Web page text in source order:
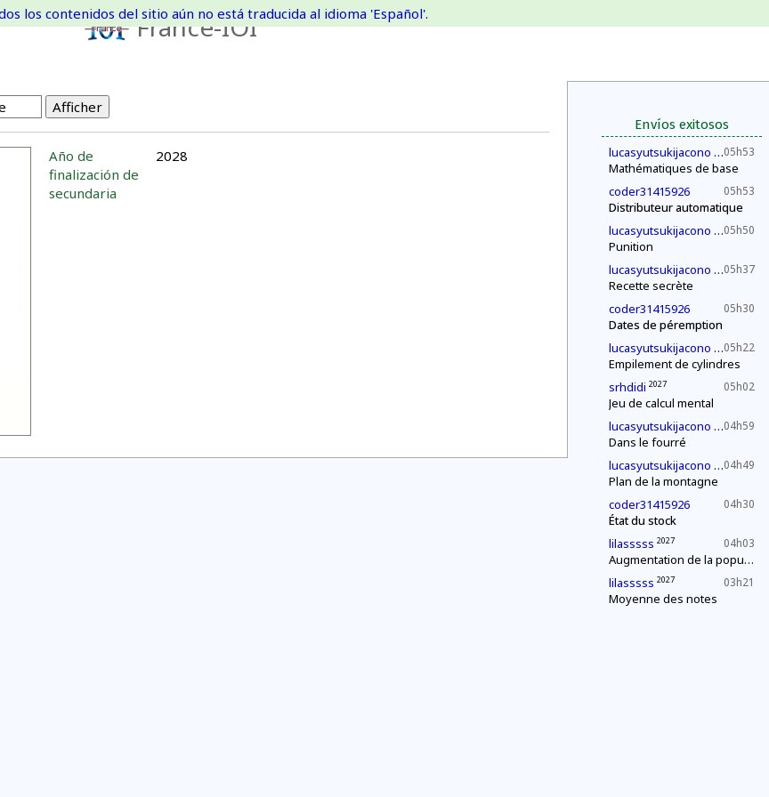
France-IOI
los contenidos del sitio aún no está traducida al idioma 'Español'.
Envíos exitosos
05h53
lucasyutsukijacono 2030
Mathématiques de base
05h53
coder31415926
Distributeur automatique
05h50
lucasyutsukijacono 2030
Punition
05h37
lucasyutsukijacono 2030
Recette secrète
05h30
coder31415926
Dates de péremption
05h22
lucasyutsukijacono 2030
Empilement de cylindres
05h02
srhdidi 2027
Jeu de calcul mental
04h59
lucasyutsukijacono 2030
Dans le fourré
04h49
lucasyutsukijacono 2030
Plan de la montagne
04h30
coder31415926
État du stock
04h03
lilasssss 2027
Augmentation de la population
03h21
lilasssss 2027
Moyenne des notes
Año de
finalización de
secundaria
2028